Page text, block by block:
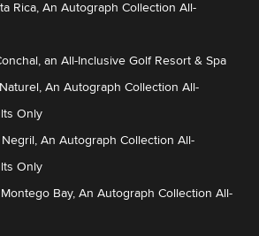
Rica, An Autograph Collection All-
an All-Inclusive Golf Resort & Spa
An Autograph Collection All-
Only
An Autograph Collection All-
Only
Bay, An Autograph Collection All-